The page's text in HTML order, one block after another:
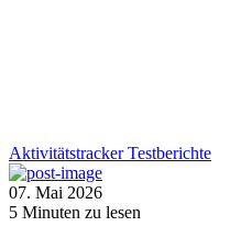
AktivitätstrackerTestberichte
07. Mai 2026
5 Minuten zu lesen